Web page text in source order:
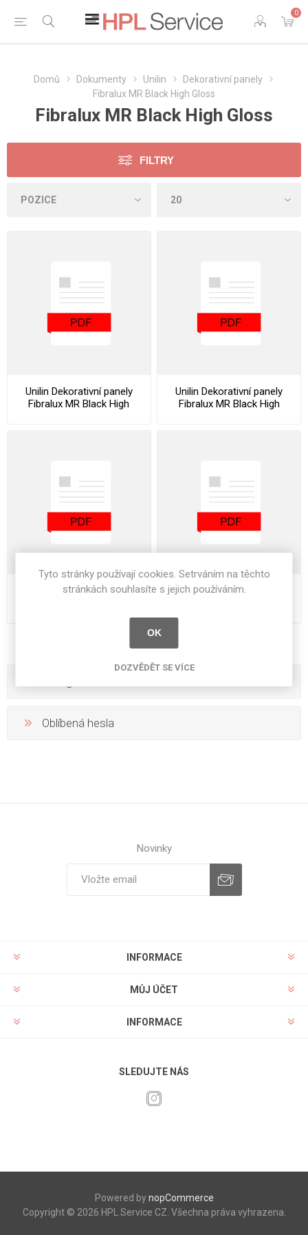
0
Domů Dokumenty Unilin
Dekorativní panely
Fibralux MR Black High Gloss
Fibralux MR Black High Gloss
FILTRY
Unilin Dekorativní panely
Fibralux MR Black High
Unilin Dekorativní panely
Fibralux MR Black High
Unilin Dekorativní panely
Unilin Dekorativní panely
Oblíbená hesla
Novinky
INFORMACE
MŮJ ÚČET
INFORMACE
SLEDUJTE NÁS
Powered bynopCommerce
Copyright © 2026 HPL Service CZ. Všechna práva vyhrazena.
Tyto stránky používají cookies. Setrváním na těchto
stránkách souhlasíte s jejich používáním.
OK
DOZVĚDĚT SE VÍCE